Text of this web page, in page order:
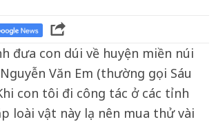
đưa con dúi về huyện miền núi
Văn Em (thường gọi Sáu
con tôi đi công tác ở các tỉnh
loài vật này lạ nên mua thử vài